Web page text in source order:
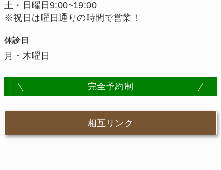
土・日曜日9:00~19:00
※祝日は曜日通りの時間で営業！
休診日
月・木曜日
完全予約制
相互リンク